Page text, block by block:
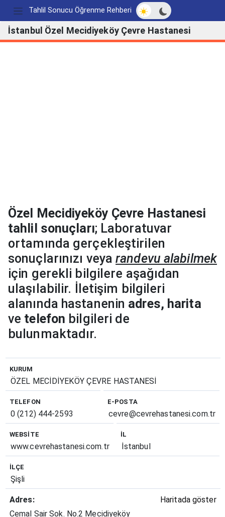
Tahlil Sonucu Öğrenme Rehberi Açık/Koyu modu
İstanbul Özel Mecidiyeköy Çevre Hastanesi
Özel Mecidiyeköy Çevre Hastanesi
tahlil sonuçları; Laboratuvar
ortamında gerçekleştirilen
sonuçlarınızı veyarandevu alabilmek
için gerekli bilgilere aşağıdan
ulaşılabilir. İletişim bilgileri
alanında hastanenin adres, harita
ve telefon bilgileri de
bulunmaktadır.
KURUM
ÖZEL MECİDİYEKÖY ÇEVRE HASTANESİ
TELEFON
0 (212) 444-2593
E-POSTA
cevre@cevrehastanesi.com.tr
WEBSITE
www.cevrehastanesi.com.tr
İL
İstanbul
İLÇE
Şişli
Adres:
Haritada göster
Cemal Sair Sok. No.2 Mecidiyeköy